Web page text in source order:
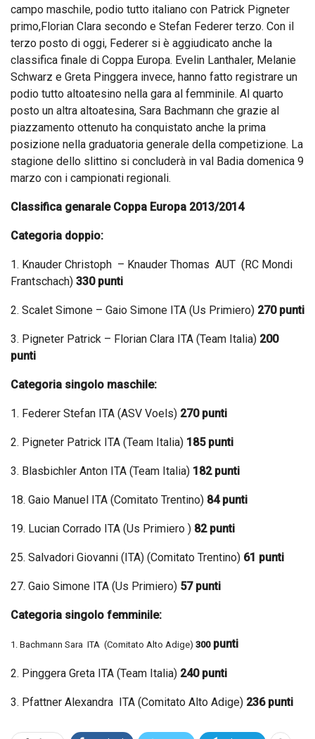
campo maschile, podio tutto italiano con Patrick Pigneter
primo,Florian Clara secondo e Stefan Federer terzo. Con il
terzo posto di oggi, Federer si è aggiudicato anche la
classifica finale di Coppa Europa. Evelin Lanthaler, Melanie
Schwarz e Greta Pinggera invece, hanno fatto registrare un
podio tutto altoatesino nella gara al femminile. Al quarto
posto un altra altoatesina, Sara Bachmann che grazie al
piazzamento ottenuto ha conquistato anche la prima
posizione nella graduatoria generale della competizione. La
stagione dello slittino si concluderà in val Badia domenica 9
marzo con i campionati regionali.
Classifica genarale Coppa Europa 2013/2014
Categoria doppio:
1. Knauder Christoph – Knauder Thomas AUT (RC Mondi
Frantschach) 330 punti
2. Scalet Simone – Gaio Simone ITA (Us Primiero) 270 punti
3. Pigneter Patrick – Florian Clara ITA (Team Italia) 200
punti
Categoria singolo maschile:
1. Federer Stefan ITA (ASV Voels) 270 punti
2. Pigneter Patrick ITA (Team Italia) 185 punti
3. Blasbichler Anton ITA (Team Italia) 182 punti
18. Gaio Manuel ITA (Comitato Trentino) 84 punti
19. Lucian Corrado ITA (Us Primiero ) 82 punti
25. Salvadori Giovanni (ITA) (Comitato Trentino) 61 punti
27. Gaio Simone ITA (Us Primiero) 57 punti
Categoria singolo femminile:
1. Bachmann Sara ITA (Comitato Alto Adige) 300punti
2. Pinggera Greta ITA (Team Italia) 240 punti
3. Pfattner Alexandra ITA (Comitato Alto Adige) 236 punti